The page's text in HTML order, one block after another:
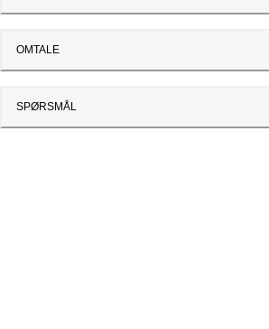
OMTALE
SPØRSMÅL